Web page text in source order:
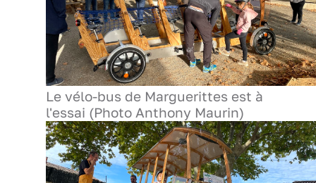
Le vélo-bus de Marguerittes est à
l'essai (Photo Anthony Maurin)